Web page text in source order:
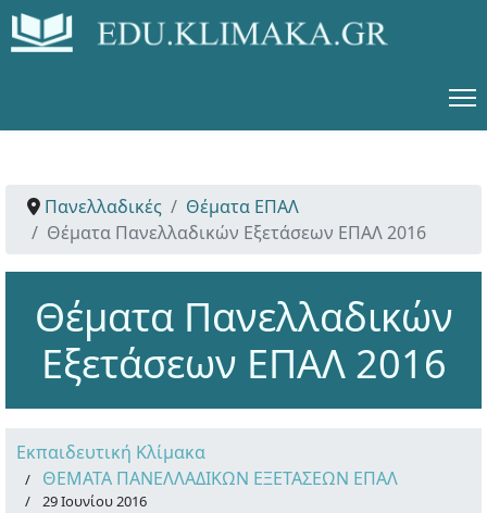
Πανελλαδικές
Θέματα ΕΠΑΛ
Θέματα Πανελλαδικών Εξετάσεων ΕΠΑΛ 2016
Θέματα Πανελλαδικών
Εξετάσεων ΕΠΑΛ 2016
Εκπαιδευτική Κλίμακα
ΘΕΜΑΤΑ ΠΑΝΕΛΛΑΔΙΚΩΝ ΕΞΕΤΑΣΕΩΝ ΕΠΑΛ
29 Ιουνίου 2016